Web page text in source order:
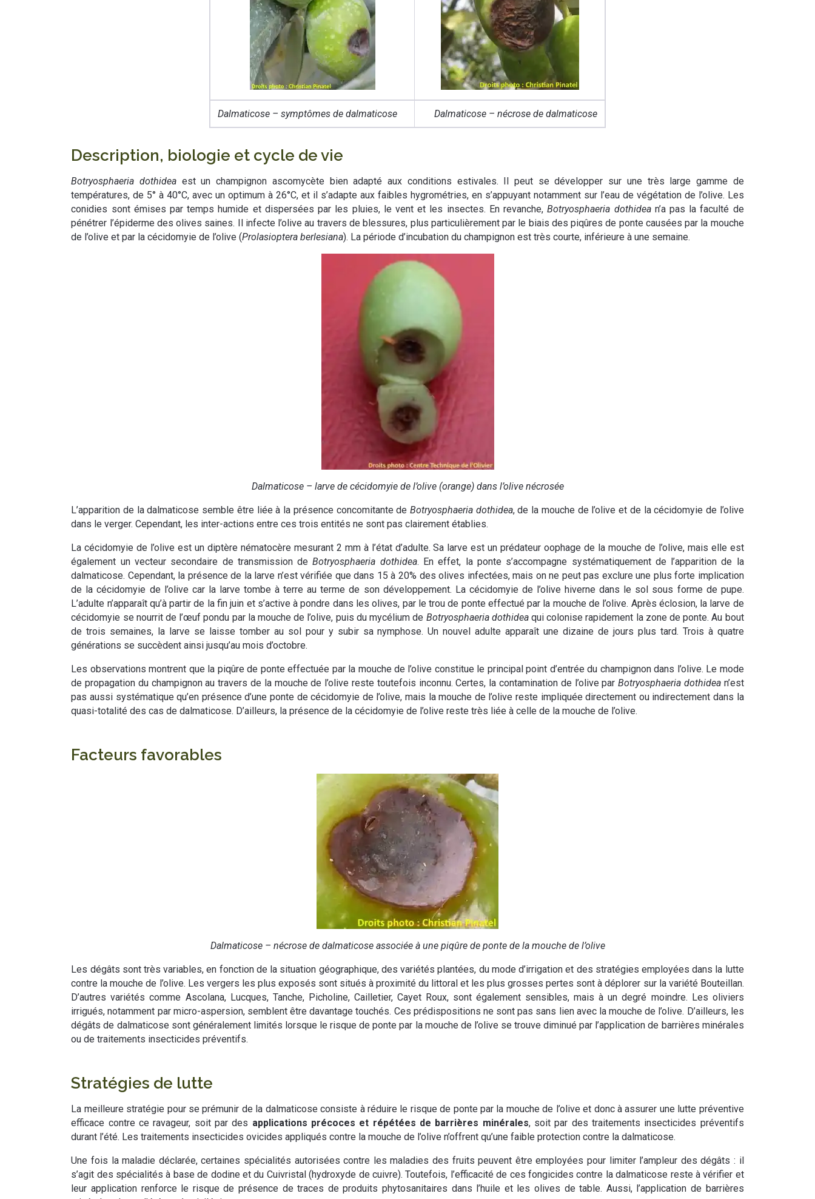
Dalmaticose – symptômes de dalmaticose Dalmaticose – nécrose de dalmaticose
Description, biologie et cycle de vie
Botryosphaeria dothidea est un champignon ascomycète bien adapté aux conditions estivales. Il peut se développer sur une très large gamme de
températures, de 5° à 40°C, avec un optimum à 26°C, et il s’adapte aux faibles hygrométries, en s’appuyant notamment sur l’eau de végétation de l’olive. Les
conidies sont émises par temps humide et dispersées par les pluies, le vent et les insectes. En revanche,Botryosphaeria dothidean’a pas la faculté de
pénétrer l’épiderme des olives saines. Il infecte l’olive au travers de blessures, plus particulièrement par le biais des piqûres de ponte causées par la mouche
de l’olive et par la cécidomyie de l’olive (Prolasioptera berlesiana). La période d’incubation du champignon est très courte, inférieure à une semaine.
Dalmaticose – larve de cécidomyie de l’olive (orange) dans l’olive nécrosée
L’apparition de la dalmaticose semble être liée à la présence concomitante de Botryosphaeria dothidea, de la mouche de l’olive et de la cécidomyie de l’olive
dans le verger. Cependant, les inter-actions entre ces trois entités ne sont pas clairement établies.
La cécidomyie de l’olive est un diptère nématocère mesurant 2 mm à l’état d’adulte. Sa larve est un prédateur oophage de la mouche de l’olive, mais elle est
également un vecteur secondaire de transmission deBotryosphaeria dothidea. En effet, la ponte s’accompagne systématiquement de l’apparition de la
dalmaticose. Cependant, la présence de la larve n’est vérifiée que dans 15 à 20% des olives infectées, mais on ne peut pas exclure une plus forte implication
de la cécidomyie de l’olive car la larve tombe à terre au terme de son développement. La cécidomyie de l’olive hiverne dans le sol sous forme de pupe.
L’adulte n’apparaît qu’à partir de la fin juin et s’active à pondre dans les olives, par le trou de ponte effectué par la mouche de l’olive. Après éclosion, la larve de
cécidomyie se nourrit de l’œuf pondu par la mouche de l’olive, puis du mycélium de Botryosphaeria dothideaqui colonise rapidement la zone de ponte. Au bout
de trois semaines, la larve se laisse tomber au sol pour y subir sa nymphose. Un nouvel adulte apparaît une dizaine de jours plus tard. Trois à quatre
générations se succèdent ainsi jusqu’au mois d’octobre.
Les observations montrent que la piqûre de ponte effectuée par la mouche de l’olive constitue le principal point d’entrée du champignon dans l’olive. Le mode
de propagation du champignon au travers de la mouche de l’olive reste toutefois inconnu. Certes, la contamination de l’olive parBotryosphaeria dothidea n’est
pas aussi systématique qu’en présence d’une ponte de cécidomyie de l’olive, mais la mouche de l’olive reste impliquée directement ou indirectement dans la
quasi-totalité des cas de dalmaticose. D’ailleurs, la présence de la cécidomyie de l’olive reste très liée à celle de la mouche de l’olive.
Facteurs favorables
Dalmaticose – nécrose de dalmaticose associée à une piqûre de ponte de la mouche de l’olive
Les dégâts sont très variables, en fonction de la situation géographique, des variétés plantées, du mode d’irrigation et des stratégies employées dans la lutte
contre la mouche de l’olive. Les vergers les plus exposés sont situés à proximité du littoral et les plus grosses pertes sont à déplorer sur la variété Bouteillan.
D’autres variétés comme Ascolana, Lucques, Tanche, Picholine, Cailletier, Cayet Roux, sont également sensibles, mais à un degré moindre. Les oliviers
irrigués, notamment par micro-aspersion, semblent être davantage touchés. Ces prédispositions ne sont pas sans lien avec la mouche de l’olive. D’ailleurs, les
dégâts de dalmaticose sont généralement limités lorsque le risque de ponte par la mouche de l’olive se trouve diminué par l’application de barrières minérales
ou de traitements insecticides préventifs.
Stratégies de lutte
La meilleure stratégie pour se prémunir de la dalmaticose consiste à réduire le risque de ponte par la mouche de l’olive et donc à assurer une lutte préventive
efficace contre ce ravageur, soit par des applications précoces et répétées de barrières minérales, soit par des traitements insecticides préventifs
durant l’été. Les traitements insecticides ovicides appliqués contre la mouche de l’olive n’offrent qu’une faible protection contre la dalmaticose.
Une fois la maladie déclarée, certaines spécialités autorisées contre les maladies des fruits peuvent être employées pour limiter l’ampleur des dégâts : il
s’agit des spécialités à base de dodine et du Cuivristal (hydroxyde de cuivre). Toutefois, l’efficacité de ces fongicides contre la dalmaticose reste à vérifier et
leur application renforce le risque de présence de traces de produits phytosanitaires dans l’huile et les olives de table. Aussi, l’application de barrières